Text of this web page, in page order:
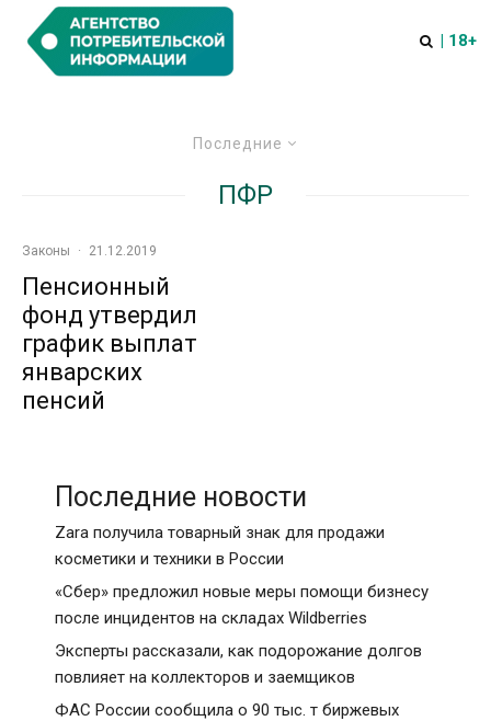
| 18+
Последние
ПФР
Законы · 21.12.2019
Пенсионный
фонд утвердил
график выплат
январских
пенсий
Последние новости
Zara получила товарный знак для продажи
косметики и техники в России
«Сбер» предложил новые меры помощи бизнесу
после инцидентов на складах Wildberries
Эксперты рассказали, как подорожание долгов
повлияет на коллекторов и заемщиков
ФАС России сообщила о 90 тыс. т биржевых